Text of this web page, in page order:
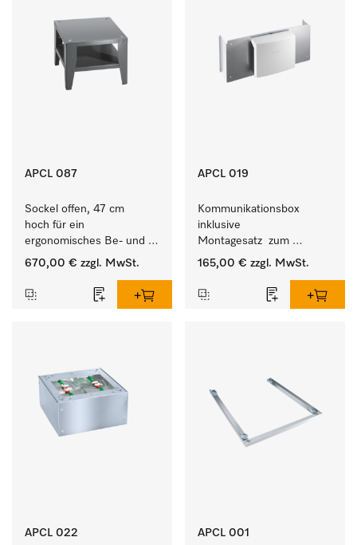
APCL 087
Sockel offen, 47 cm
hoch für ein
ergonomisches Be- und
Entladen von
Trockner.
670,00 € zzgl. MwSt.
APCL 019
Kommunikationsbox
inklusive
Montagesatz  zum
Verbindungsaufbau von
mit externen Systemen.
165,00 € zzgl. MwSt.
APCL 022 APCL 001